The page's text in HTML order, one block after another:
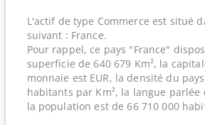
L'actif de type Commerce est situé
suivant : France.
Pour rappel, ce pays "France"
superficie de 640 679 Km², la
monnaie est EUR, la densité du
habitants par Km², la langue
la population est de 66 710 000